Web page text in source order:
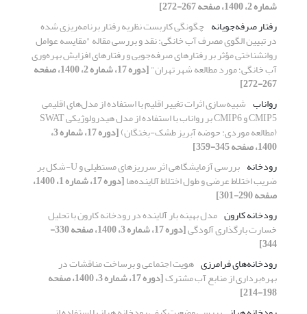
شماره 2، 1400، صفحه 267-272]
رفتار صرفه‌جویانه چگونگی کاربست نظریه رفتار برنامه‌ریزی شده
در تبیین الگوی مصرف آب خانگی: نقد و بررسی مقاله "مقایسه عوامل
روانشناختی مؤثر بر رفتارهای صرفه‌جویی و رفتارهای افزایش بهره‌وری
آب خانگی؛ مورد مطالعه شهر تهران" [دوره 17، شماره 2، 1400، صفحه
267-272]
رواناب شبیه‌سازی اثرات تغییر اقلیم با استفاده از مدل‌های اقلیمی
CMIP5 و CMIP6 بر رواناب با استفاده از مدل هیدرولوژیکی SWAT
(مطالعه موردی: حوضه آبریز طشک-بختگان) [دوره 17، شماره 3،
1400، صفحه 345-359]
رودخانه
بررسی آزمایشگاهی اثر سرریزهای مستطیلی و U-شکل بر
ضریب اختلاط عرضی و طول اختلاط آلاینده‌ها [دوره 17، شماره 1، 1400،
صفحه 290-301]
رودخانه کارون مدل بهینه بار آلاینده در رودخانه کارون با تحلیل
خسارت بارگذاری آلودگی [دوره 17، شماره 3، 1400، صفحه 330-
344]
رودخانه‌های فرامرزی هویت اجتماعی و برساخت مناقشات در
بهره‌برداری از منابع آب مشترک [دوره 17، شماره 3، 1400، صفحه
198-214]